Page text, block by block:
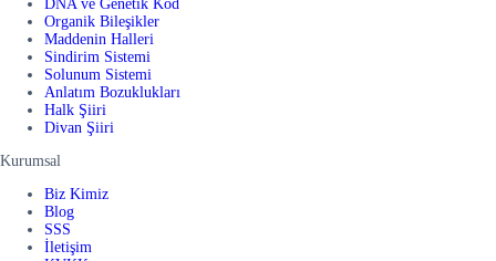
DNA ve Genetik Kod
Organik Bileşikler
Maddenin Halleri
Sindirim Sistemi
Solunum Sistemi
Anlatım Bozuklukları
Halk Şiiri
Divan Şiiri
Kurumsal
Biz Kimiz
Blog
SSS
İletişim